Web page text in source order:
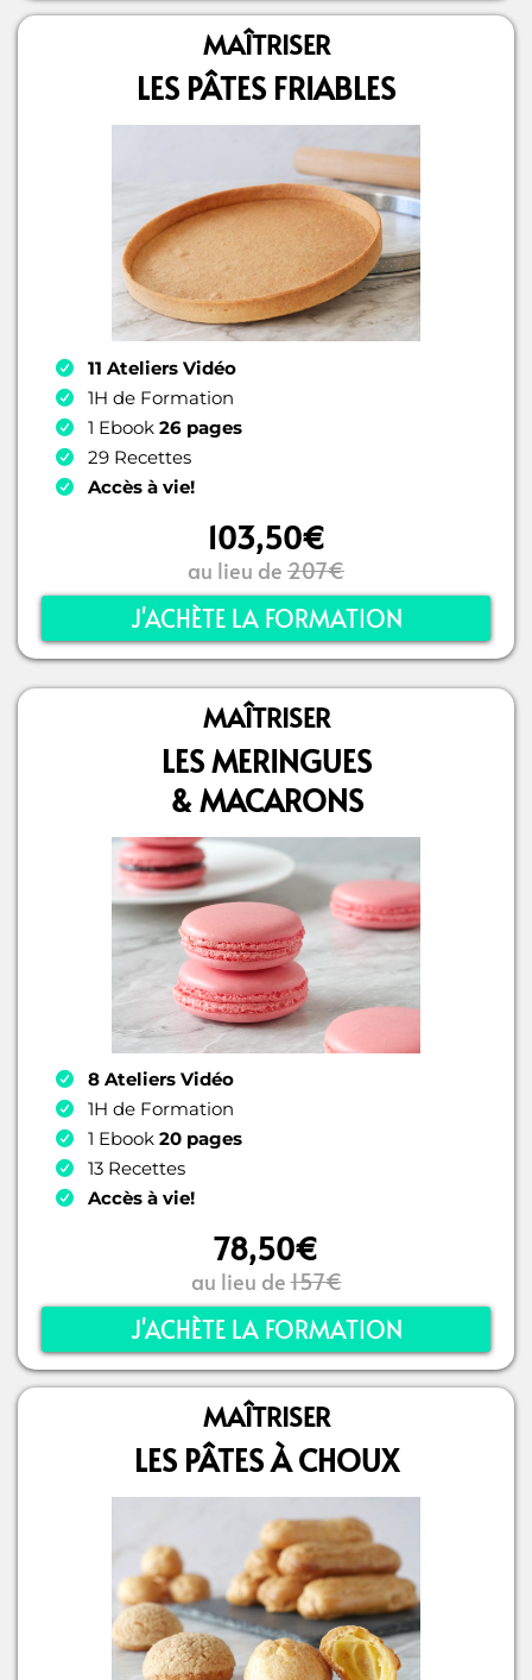
MAÎTRISER
LES PÂTES FRIABLES
11 Ateliers Vidéo
1H de Formation
1 Ebook 26 pages
29 Recettes
Accès à vie!
103,50€
au lieu de 207€
J'ACHÈTE LA FORMATION
MAÎTRISER
LES MERINGUES
& MACARONS
8 Ateliers Vidéo
1H de Formation
1 Ebook 20 pages
13 Recettes
Accès à vie!
78,50€
au lieu de157€
J'ACHÈTE LA FORMATION
MAÎTRISER
LES PÂTES À CHOUX